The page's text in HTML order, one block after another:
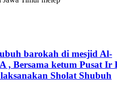
barokah di mesjid Al-
Bersama ketum Pusat Ir
Sholat Shubuh